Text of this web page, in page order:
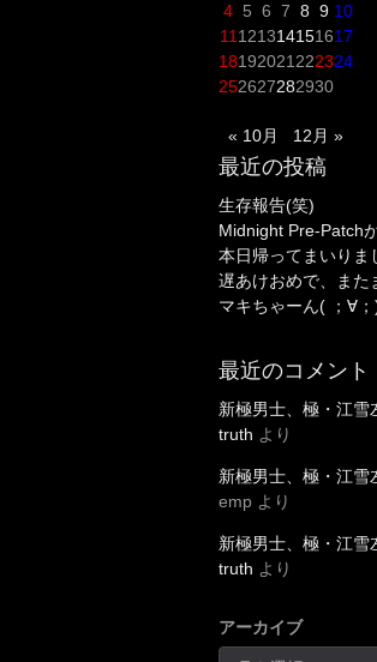
4 5 6 7 8 9 10
11 121314151617
18192021 222324
252627282930
« 10月 12月 »
最近の投稿
生存報告(笑)
Midnight Pre-Patch
本日帰ってまいりま
遅あけおめで、また
マキちゃーん( ；∀；
最近のコメント
新極男士、極・江雪
truth より
新極男士、極・江雪
emp より
新極男士、極・江雪
truth より
アーカイブ